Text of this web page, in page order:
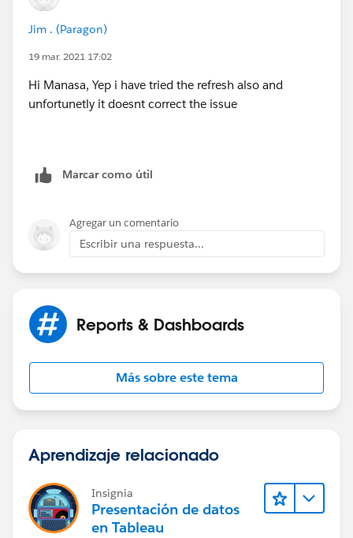
Jim . (Paragon)
19 mar. 2021 17:02
Hi Manasa, Yep i have tried the refresh also and
unfortunetly it doesnt correct the issue
Marcar como útil
Agregar un comentario
Escribir una respuesta...
Reports & Dashboards
Más sobre este tema
Aprendizaje relacionado
Insignia
Presentación de datos
en Tableau